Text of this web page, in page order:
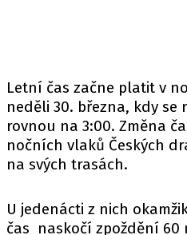
Letní čas začne platit v
neděli 30. března, kdy se
rovnou na 3:00. Změna
nočních vlaků Českých
na svých trasách.
U jedenácti z nich
čas naskočí zpoždění 60